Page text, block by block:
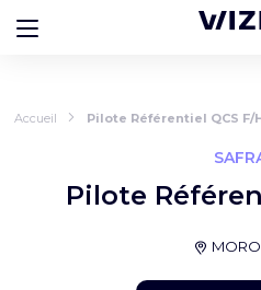
Accueil Pilote Référentiel QCS F/
Pilote